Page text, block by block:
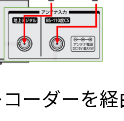
ーダーを